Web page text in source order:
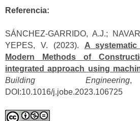
Referencia:
SÁNCHEZ-GARRIDO, A.J.;
YEPES, V. (2023). A
Modern Methods of
integrated approach using
Building Engineering,
DOI:10.1016/j.jobe.2023.106725